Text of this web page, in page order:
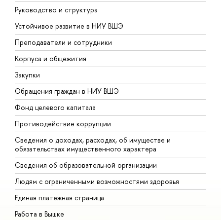
Руководство и структура
Устойчивое развитие в НИУ ВШЭ
Преподаватели и сотрудники
Корпуса и общежития
Закупки
Обращения граждан в НИУ ВШЭ
Фонд целевого капитала
Противодействие коррупции
Сведения о доходах, расходах, об имуществе и
обязательствах имущественного характера
Сведения об образовательной организации
Людям с ограниченными возможностями здоровья
Единая платежная страница
Работа в Вышке